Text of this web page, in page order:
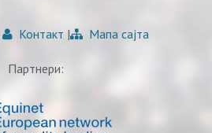
Контакт | Мапа сајта
Партнери: